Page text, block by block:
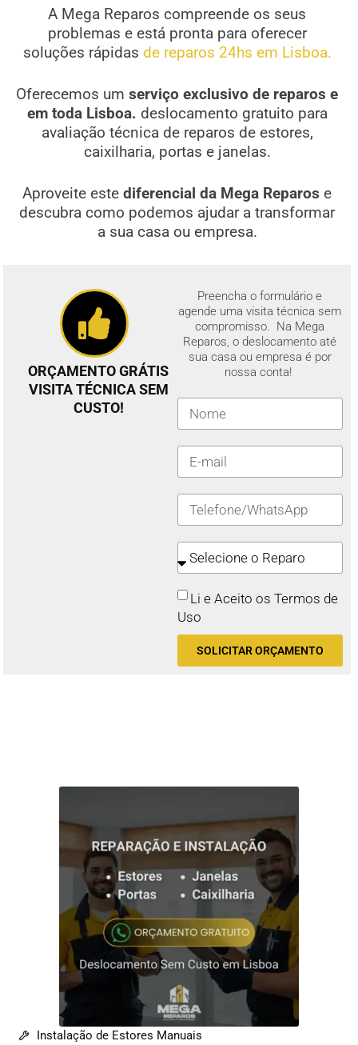
A Mega Reparos compreende os seus
problemas e está pronta para oferecer
soluções rápidas de reparos 24hs em Lisboa.
Oferecemos um serviço exclusivo de reparos e
em toda Lisboa. deslocamento gratuito para
avaliação técnica de reparos de estores,
caixilharia, portas e janelas.
Aproveite estediferencial da Mega Reparos e
descubra como podemos ajudar a transformar
a sua casa ou empresa.
ORÇAMENTO GRÁTIS
VISITA TÉCNICA SEM
CUSTO!
Preencha o formulário e
agende uma visita técnica sem
compromisso. Na Mega
Reparos, o deslocamento até
sua casa ou empresa é por
nossa conta!
Li e Aceito os Termos de
Uso
SOLICITAR ORÇAMENTO
Instalação de Estores Manuais